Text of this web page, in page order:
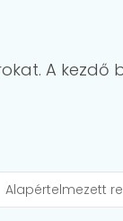
A